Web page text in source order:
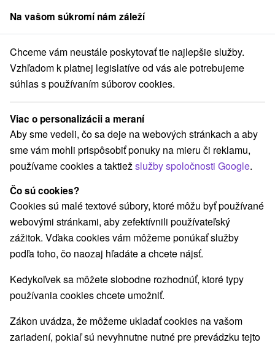
člen skupinySorger
Trnavský kraj Veľký Meder Apartmány Anita Veľký Meder
Apartmány Anita Veľký Meder
Veľký Meder
REZERVÁCIA A VÝBER POBYTU
Kontaktujte priamo ubytovateľa.
Navigovať do miesta
O ZARIADENÍ VYBAVENIE
Na vašom súkromí nám záleží
Chceme vám neustále poskytovať tie najlepšie služby.
Vzhľadom k platnej legislatíve od vás ale potrebujeme
súhlas s používaním súborov cookies.
Viac o personalizácii a meraní
Aby sme vedeli, čo sa deje na webových stránkach a aby
sme vám mohli prispôsobiť ponuky na mieru či reklamu,
používame cookies a taktiežslužby spoločnosti Google.
Čo sú cookies?
Cookies sú malé textové súbory, ktoré môžu byť používané
webovými stránkami, aby zefektívnili používateľský
zážitok. Vďaka cookies vám môžeme ponúkať služby
podľa toho, čo naozaj hľadáte a chcete nájsť.
Kedykoľvek sa môžete slobodne rozhodnúť, ktoré typy
používania cookies chcete umožniť.
Zákon uvádza, že môžeme ukladať cookies na vašom
zariadení, pokiaľ sú nevyhnutne nutné pre prevádzku tejto